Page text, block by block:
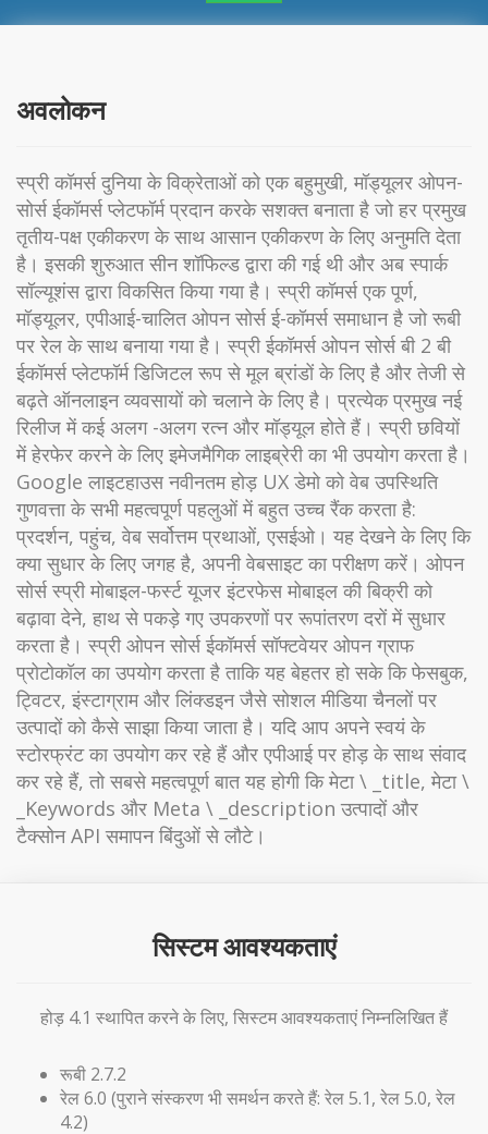
अवलोकन
स्प्री कॉमर्स दुनिया के विक्रेताओं को एक बहुमुखी, मॉड्यूलर ओपन-
सोर्स ईकॉमर्स प्लेटफॉर्म प्रदान करके सशक्त बनाता है जो हर प्रमुख
तृतीय-पक्ष एकीकरण के साथ आसान एकीकरण के लिए अनुमति देता
है। इसकी शुरुआत सीन शॉफिल्ड द्वारा की गई थी और अब स्पार्क
सॉल्यूशंस द्वारा विकसित किया गया है। स्प्री कॉमर्स एक पूर्ण,
मॉड्यूलर, एपीआई-चालित ओपन सोर्स ई-कॉमर्स समाधान है जो रूबी
पर रेल के साथ बनाया गया है। स्प्री ईकॉमर्स ओपन सोर्स बी 2 बी
ईकॉमर्स प्लेटफॉर्म डिजिटल रूप से मूल ब्रांडों के लिए है और तेजी से
बढ़ते ऑनलाइन व्यवसायों को चलाने के लिए है। प्रत्येक प्रमुख नई
रिलीज में कई अलग -अलग रत्न और मॉड्यूल होते हैं। स्प्री छवियों
में हेरफेर करने के लिए इमेजमैगिक लाइब्रेरी का भी उपयोग करता है।
Google लाइटहाउस नवीनतम होड़ UX डेमो को वेब उपस्थिति
गुणवत्ता के सभी महत्वपूर्ण पहलुओं में बहुत उच्च रैंक करता है:
प्रदर्शन, पहुंच, वेब सर्वोत्तम प्रथाओं, एसईओ। यह देखने के लिए कि
क्या सुधार के लिए जगह है, अपनी वेबसाइट का परीक्षण करें। ओपन
सोर्स स्प्री मोबाइल-फर्स्ट यूजर इंटरफेस मोबाइल की बिक्री को
बढ़ावा देने, हाथ से पकड़े गए उपकरणों पर रूपांतरण दरों में सुधार
करता है। स्प्री ओपन सोर्स ईकॉमर्स सॉफ्टवेयर ओपन ग्राफ
प्रोटोकॉल का उपयोग करता है ताकि यह बेहतर हो सके कि फेसबुक,
ट्विटर, इंस्टाग्राम और लिंक्डइन जैसे सोशल मीडिया चैनलों पर
उत्पादों को कैसे साझा किया जाता है। यदि आप अपने स्वयं के
स्टोरफ्रंट का उपयोग कर रहे हैं और एपीआई पर होड़ के साथ संवाद
कर रहे हैं, तो सबसे महत्वपूर्ण बात यह होगी कि मेटा \ _title, मेटा \
_Keywords और Meta \ _description उत्पादों और
टैक्सोन API समापन बिंदुओं से लौटे।
सिस्टम आवश्यकताएं
होड़ 4.1 स्थापित करने के लिए, सिस्टम आवश्यकताएं निम्नलिखित हैं
रूबी 2.7.2
रेल 6.0 (पुराने संस्करण भी समर्थन करते हैं: रेल 5.1, रेल 5.0, रेल
4.2)